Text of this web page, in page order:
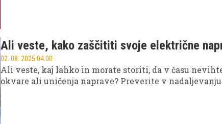
Ali veste, kako zaščititi svoje električne
02. 08. 2025 04.00
Ali veste, kaj lahko in morate storiti, da v času
okvare ali uničenja naprave? Preverite v